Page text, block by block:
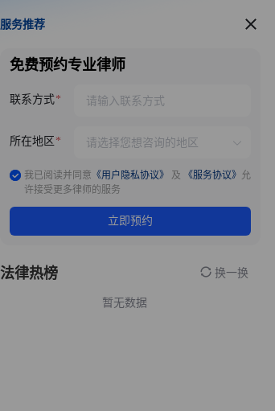
服务推荐
服务推荐
免费预约专业律师
联系方式
所在地区
我已阅读并同意 《用户隐私协议》 及 《服务协议》 允
许接受更多律师的服务
立即预约
法律热榜 换一换
暂无数据